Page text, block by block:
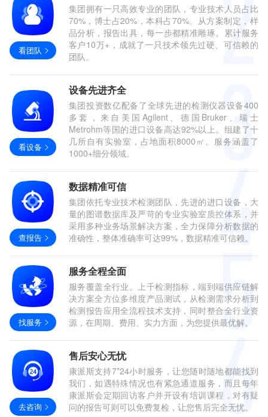
看团队
集团拥有一只高效专业的团队，专业技术人员占比
70%，博士占20%，本科占70%。从方案制定，样
品分析，报告出具，每一步都精准雕琢。累计服务
客户10万+，成就了一只技术领先过硬、可信赖的
团队。
看设备
设备先进齐全
集团投资数亿配备了全球先进的检测仪器设备400
多套，来自美国Agilent、德国Bruker、瑞士
Metrohm等国的进口设备高达92%以上。组建了十
几所自有实验室，占地面积8000㎡。服务涵盖了
1000+细分领域。
查报告
数据精准可信
集团依托专业技术检测团队，先进的进口设备，大
量的图谱数据库及严苛的专业实验室质控体系，并
采用多种业务场景解决方案，全力保障分析数据的
准确性，整体准确率可达99%，数据精准可信赖。
找服务
服务全程全面
服务覆盖全行业。上千检测指标，端到端供应链解
决方案全方位多维度产品测试，从检测需求分析到
检测报告应用全流程技术支持，同时整合全行业资
源，在周期、费用、实力方面，为您提供最优解。
去咨询
售后安心无忧
康派斯支持7*24小时服务，让您随时随地都能找到
我们，如遇特殊情况也有紧急通道服务，而且每年
康派斯会定期回访客户并开设有培训课程，对有疑
问的报告可则可以免费复检，让您售后完全无忧。